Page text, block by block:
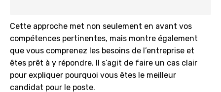
Cette approche met non seulement en avant vos
compétences pertinentes, mais montre également
que vous comprenez les besoins de l’entreprise et
êtes prêt à y répondre. Il s’agit de faire un cas clair
pour expliquer pourquoi vous êtes le meilleur
candidat pour le poste.